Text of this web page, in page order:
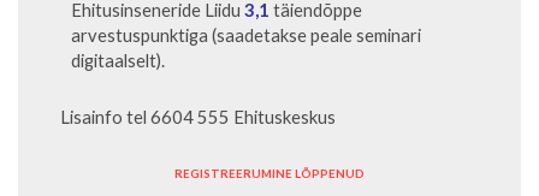
Ehitusinseneride Liidu 3,1 täiendõppe
arvestuspunktiga (saadetakse peale seminari
digitaalselt).
Lisainfo tel 6604 555 Ehituskeskus
REGISTREERUMINE LÕPPENUD